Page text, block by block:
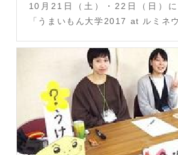
10月21日（土）・22日（日）
「うまいもん大学2017 at ルミネ